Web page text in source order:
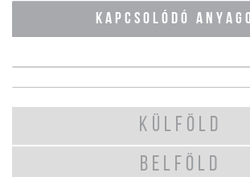
KAPCSOLÓDÓ
KÜLFÖLD
BELFÖLD